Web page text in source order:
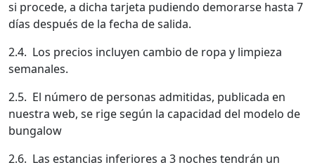
si procede, a dicha tarjeta pudiendo demorarse hasta 7
días después de la fecha de salida.
2.4. Los precios incluyen cambio de ropa y limpieza
semanales.
2.5. El número de personas admitidas, publicada en
nuestra web, se rige según la capacidad del modelo de
bungalow
2.6. Las estancias inferiores a 3 noches tendrán un